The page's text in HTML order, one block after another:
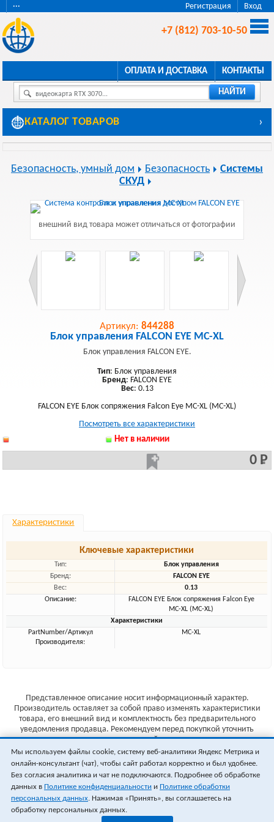
Регистрация Вход
···
+7 (812) 703-10-50
ОПЛАТА И ДОСТАВКА КОНТАКТЫ
видеокарта RTX 3070... НАЙТИ
КАТАЛОГ ТОВАРОВ ›
Безопасность, умный дом Безопасность
Системы
СКУД
внешний вид товара может отличаться от фотографии
Артикул: 844288
Блок управления FALCON EYE MC-XL
Блок управления FALCON EYE.
Тип: Блок управления
Бренд: FALCON EYE
Вес: 0.13
FALCON EYE Блок сопряжения Falcon Eye MC-XL (MC-XL)
Посмотреть все характеристики
Нет в наличии
0 Р
Характеристики
Ключевые характеристики
Тип:
Блок управления
Бренд:
FALCON EYE
Вес:
0.13
Описание:
FALCON EYE Блок сопряжения Falcon Eye
MC-XL (MC-XL)
Характеристики
PartNumber/Артикул
Производителя:
MC-XL
Представленное описание носит информационный характер.
Производитель оставляет за собой право изменять характеристики
товара, его внешний вид и комплектность без предварительного
уведомления продавца. Рекомендуем перед покупкой уточнить
характеристики товара на сайте производителя.
Указанные цены не являются публичной офертой (ст.435 ГК РФ).
Стоимость и наличие товара уточняйте у менеджера.
Мы используем файлы cookie, систему веб-аналитики Яндекс Метрика и
онлайн-консультант (чат), чтобы сайт работал корректно и был удобнее.
Без согласия аналитика и чат не подключаются. Подробнее об обработке
данных в Политике конфиденциальности и Политике обработки
персональных данных. Нажимая «Принять», вы соглашаетесь на
обработку персональных данных.